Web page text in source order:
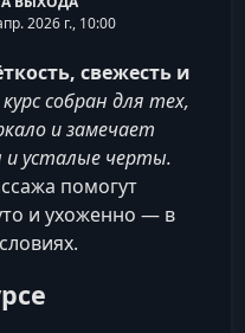
2026 г., 10:00
свежесть и
собран для тех,
и замечает
и усталые черты.
помогут
и ухоженно — в